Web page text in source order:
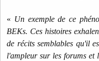
« Un exemple de ce
BEKs. Ces histoires
de récits semblables qu'il
l'ampleur sur les forums et